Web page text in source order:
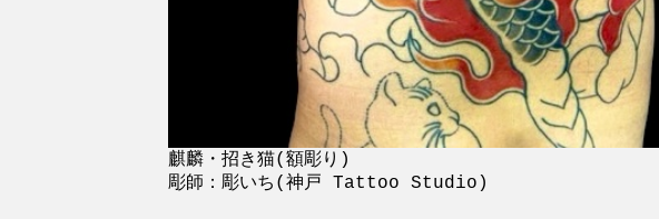
麒麟・招き猫(額彫り)
彫師：彫いち(神戸 Tattoo Studio)